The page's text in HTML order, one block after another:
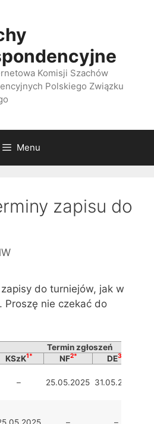
Komisji Szachów
Polskiego Związku
Menu
zapisu do
do turniejów, jak w
Proszę nie czekać do
Termin zgłoszeń
KSzK1* NF2* DE3*
– 25.05.2025 31.05.2025